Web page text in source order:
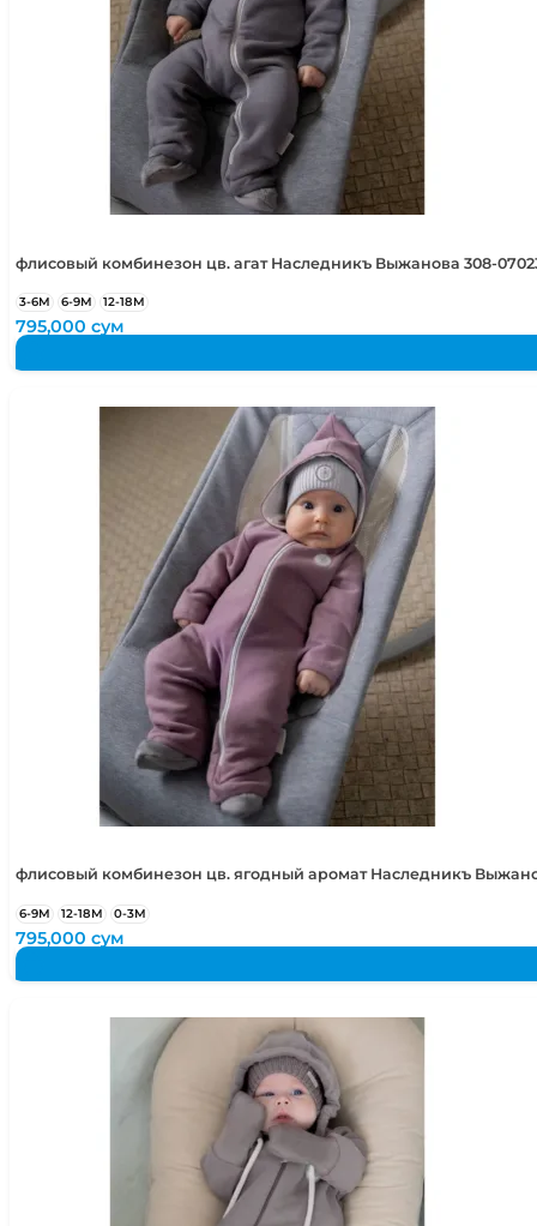
флисовый комбинезон цв. агат Наследникъ Выжанова 308-
3-6М 6-9М 12-18М
795,000сум
флисовый комбинезон цв. ягодный аромат Наследникъ
6-9М 12-18М 0-3М
795,000сум